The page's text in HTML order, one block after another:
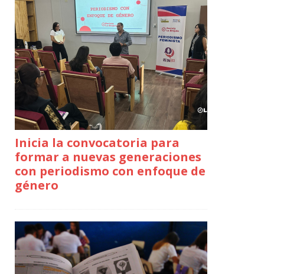
Inicia la convocatoria para
formar a nuevas generaciones
con periodismo con enfoque de
género